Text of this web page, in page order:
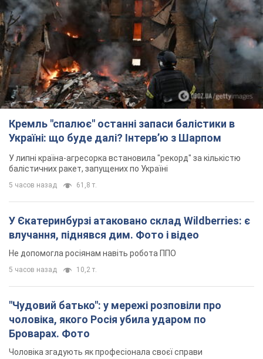
Кремль "спалює" останні запаси балістики в
Україні: що буде далі? Інтерв’ю з Шарпом
У липні країна-агресорка встановила "рекорд" за кількістю
балістичних ракет, запущених по Україні
5 часов назад 61,8 т.
У Єкатеринбурзі атаковано склад Wildberries: є
влучання, піднявся дим. Фото і відео
Не допомогла росіянам навіть робота ППО
5 часов назад
"Чудовий батько": у мережі розповіли про
чоловіка, якого Росія убила ударом по
Броварах. Фото
Чоловіка згадують як професіонала своєї справи
3 часа назад 2,7 т.